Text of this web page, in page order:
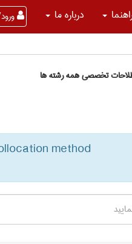
درباره ما
تخصصی همه رشته ها
method